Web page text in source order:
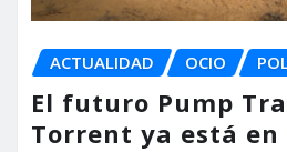
ACTUALIDAD OCIO
El futuro Pump
Torrent ya está en